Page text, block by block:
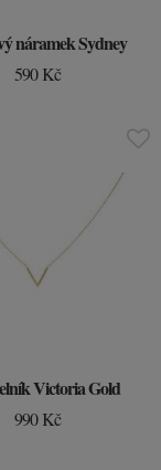
náramek Sydney
590 Kč
Victoria Gold
990 Kč